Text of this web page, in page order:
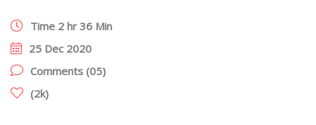
Time 2 hr 36 Min
25 Dec 2020
Comments (05)
(2k)